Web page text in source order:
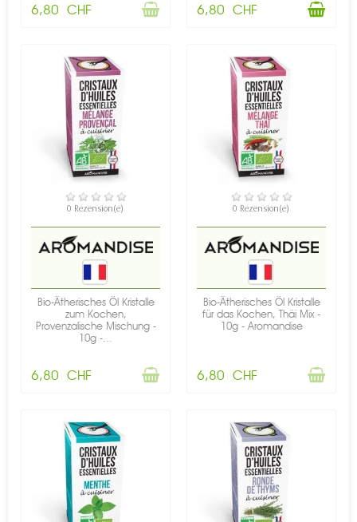
6,80 CHF 6,80 CHF
NICHT AUF LAGER
0 Rezension(e)
Bio-Ätherisches Öl Kristalle
zum Kochen,
Provenzalische Mischung -
10g -...
6,80 CHF
NICHT AUF LAGER
0 Rezension(e)
Bio-Ätherisches Öl Kristalle
für das Kochen, Thäi Mix -
10g - Aromandise
6,80 CHF